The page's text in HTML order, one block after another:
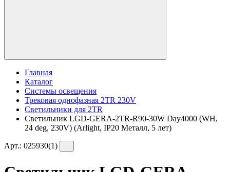
Главная
Каталог
Системы освещения
Трековая однофазная 2TR 230V
Светильники для 2TR
Светильник LGD-GERA-2TR-R90-30W Day4000 (WH,
24 deg, 230V) (Arlight, IP20 Металл, 5 лет)
Арт.: 025930(1)